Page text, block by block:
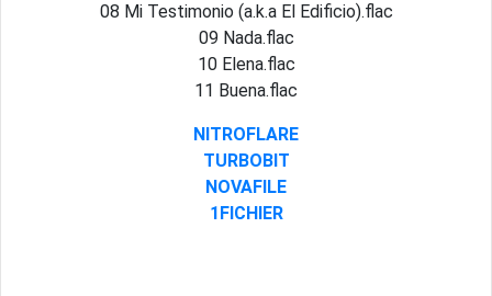
08 Mi Testimonio (a.k.a El Edificio).flac
09 Nada.flac
10 Elena.flac
11 Buena.flac
NITROFLARE
TURBOBIT
NOVAFILE
1FICHIER